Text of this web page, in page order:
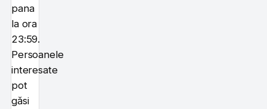
pana
la ora
23:59.
Persoanele
interesate
pot
găsi